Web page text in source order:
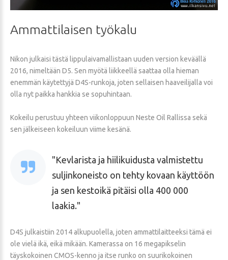
Ammattilaisen työkalu
Nikon julkaisi tästä lippulaivamallistaan uuden version keväällä
2016, nimeltään D5. Sen myötä liikkeellä saattaa olla hieman
enemmän käytettyjä D4S-runkoja, joten sellaisen haaveilijalla voi
olla nyt paikka hankkia se sopuhintaan.
Kokeilu perustuu yhteen viikonloppuun Neste Oil Rallissa sekä
sen jälkeiseen kokeiluun viime kesänä.
Kevlarista ja hiilikuidusta valmistettu
suljinkoneisto on tehty kovaan käyttöön
ja sen kestoikä pitäisi olla 400 000
laakia.
D4S julkaistiin 2014 alkupuolella, joten ammattilaitteeksi tämä ei
ole vielä ikä, eikä mikään. Kamerassa on 16 megapikselin
täyskokoinen CMOS-kenno ja itse runko on suurikokoinen